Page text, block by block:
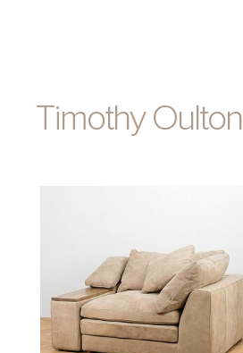
Timothy Oulton